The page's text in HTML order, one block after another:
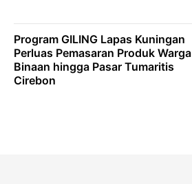
Program GILING Lapas Kuningan
Perluas Pemasaran Produk Warga
Binaan hingga Pasar Tumaritis
Cirebon